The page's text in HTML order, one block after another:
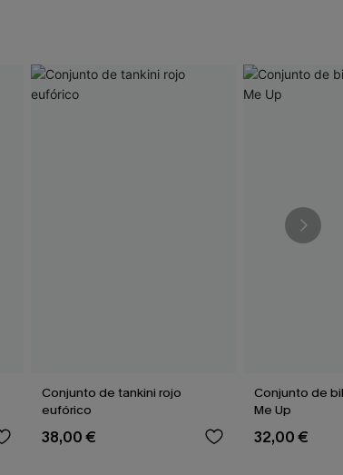
Conjunto de tankini rojo
eufórico
38,00 €
Conjunto de
Me Up
32,00 €